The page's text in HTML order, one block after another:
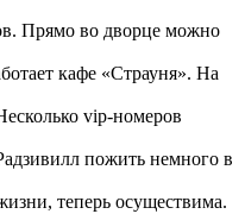
Прямо во дворце можно
кафе «Страуня». На
vip-номеров
пожить немного в
теперь осуществима.